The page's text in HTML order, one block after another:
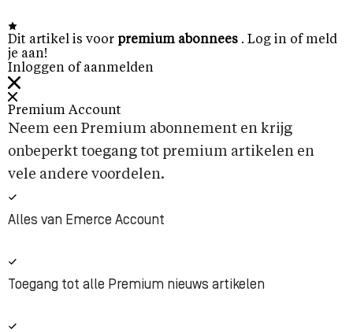
Dit artikel is voor premium abonnees . Log in of meld
je aan!
Inloggen of aanmelden
Premium Account
Neem een Premium abonnement en krijg
onbeperkt toegang tot premium artikelen en
vele andere voordelen.
Alles van Emerce Account
Toegang tot alle Premium nieuws artikelen